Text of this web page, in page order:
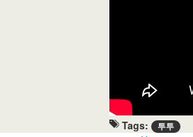
Tags: 투투